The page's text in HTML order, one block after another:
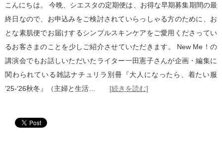
こんにちは。 今晩、シエスタの定期便は、お得な早期募集期間の最
終日なので、お申込みをご検討されていらっしゃる方のために、お
とな素肌便でお届けするシンプルスキンケアをご愛用くださってい
るお客さまのことを少しご紹介させていただきます。 New Me！の
講演会でもお話しいただいたライター一田憲子さんが企画・編集に
関わられている雑誌ナチュリラ別冊『大人になったら、着たい服
’25-‘26秋冬』（主婦と生活… [続きを読む]